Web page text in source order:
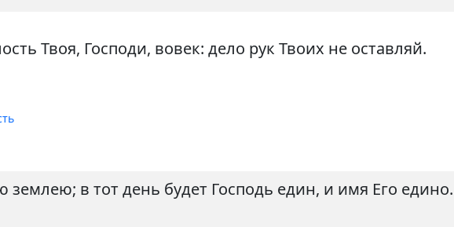
Твоя, Господи, вовек: дело рук Твоих не оставляй.
землею; в тот день будет Господь един, и имя Его едино.